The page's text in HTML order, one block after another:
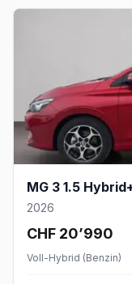
MG 3 1.5
2026
CHF 20’990
Voll-Hybrid (Benzin)